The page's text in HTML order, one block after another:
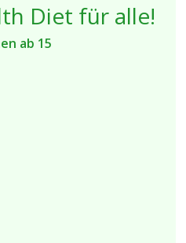
Diet für alle!
ab 15